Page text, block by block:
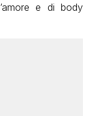
e di body